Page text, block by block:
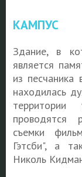
КАМПУС
Здание, в
является
из
находилась
проводятся
съемки
Гэтсби", а
Николь